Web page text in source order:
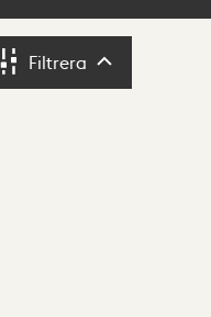
Filtrera Filtrera